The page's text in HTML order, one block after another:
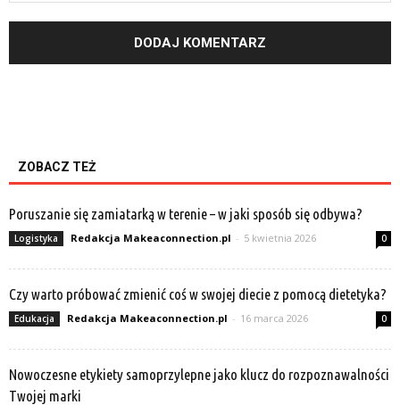
ZOBACZ TEŻ
Poruszanie się zamiatarką w terenie – w jaki sposób się odbywa?
Logistyka Redakcja Makeaconnection.pl - 5 kwietnia 2026 0
Czy warto próbować zmienić coś w swojej diecie z pomocą dietetyka?
Edukacja Redakcja Makeaconnection.pl - 16 marca 2026 0
Nowoczesne etykiety samoprzylepne jako klucz do rozpoznawalności
Twojej marki